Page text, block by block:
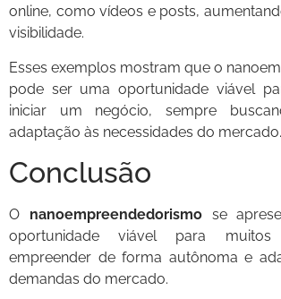
online, como vídeos e posts,
visibilidade.
Esses exemplos mostram que o
pode ser uma oportunidade viável
iniciar um negócio, sempre
adaptação às necessidades do mercado.
Conclusão
O nanoempreendedorismose
oportunidade viável para
empreender de forma autônoma e
demandas do mercado.